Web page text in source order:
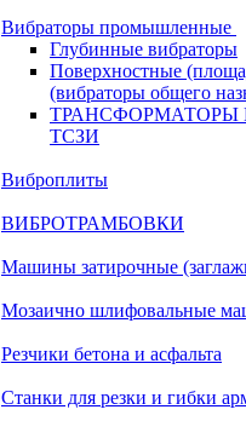
Вибраторы промышленные
Глубинные вибраторы
Поверхностные
(вибраторы общего
ТСЗИ
Виброплиты
ВИБРОТРАМБОВКИ
Машины затирочные
Мозаично шлифовальные
Резчики бетона и асфальта
Станки для резки и гибки